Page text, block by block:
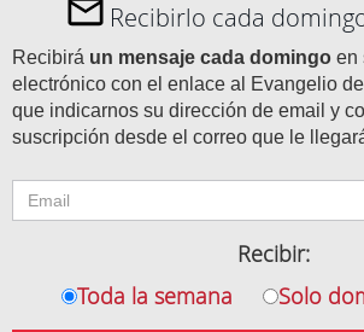
Recibirlo cada
Recibirá un mensaje cada domingo en
electrónico con el enlace al Evangelio
que indicarnos su dirección de email y
suscripción desde el correo que le
Recibir:
Toda la semana
Solo